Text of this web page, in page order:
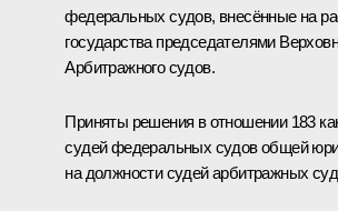
федеральных судов, внесённые на
государства председателями
Арбитражного судов.
Приняты решения в отношении 183
судей федеральных судов общей
на должности судей арбитражных